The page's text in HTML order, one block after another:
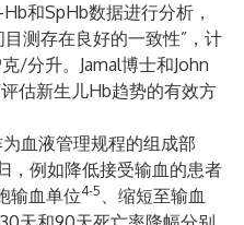
和SpHb数据进行分析，
测存在良好的一致性”，计
/分升。Jamal博士和John
估新生儿Hb趋势的有效方
血液管理规程的组成部
，例如降低接受输血的患者
输血单位4-5 、缩短至输血